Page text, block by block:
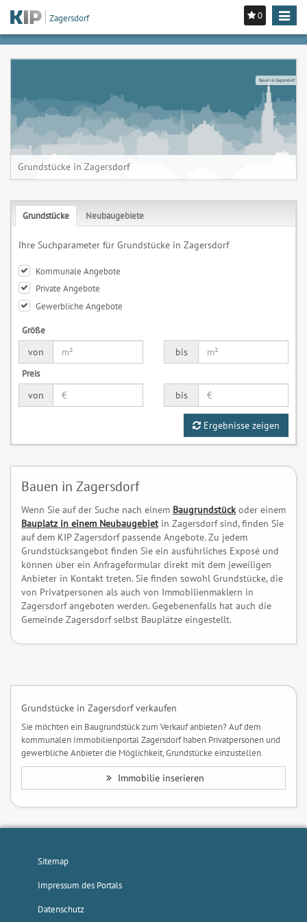
0
Toggle
Zagersdorf
Bauen in Zagersdorf
Grundstücke in Zagersdorf
Grundstücke Neubaugebiete
Ihre Suchparameter für Grundstücke in Zagersdorf
Kommunale Angebote
Private Angebote
Gewerbliche Angebote
Größe
von
bis
Preis
von
bis
Ergebnisse zeigen
Bauen in Zagersdorf
Wenn Sie auf der Suche nach einem Baugrundstück oder einem
Bauplatz in einem Neubaugebiet in Zagersdorf sind, finden Sie
auf dem KIP Zagersdorf passende Angebote. Zu jedem
Grundstücksangebot finden Sie ein ausführliches Exposé und
können über ein Anfrageformular direkt mit dem jeweiligen
Anbieter in Kontakt treten. Sie finden sowohl Grundstücke, die
von Privatpersonen als auch von Immobilienmaklern in
Zagersdorf angeboten werden. Gegebenenfalls hat auch die
Gemeinde Zagersdorf selbst Bauplätze eingestellt.
Grundstücke in Zagersdorf verkaufen
Sie möchten ein Baugrundstück zum Verkauf anbieten? Auf dem
kommunalen Immobilienportal Zagersdorf haben Privatpersonen und
gewerbliche Anbieter die Möglichkeit, Grundstücke einzustellen.
Immobilie inserieren
Sitemap
Impressum des Portals
Datenschutz